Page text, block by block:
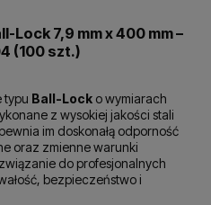
Lock 7,9 mm x 400 mm –
(100 szt.)
typu Ball-Lock o wymiarach
z wysokiej jakości stali
im doskonałą odporność
oraz zmienne warunki
do profesjonalnych
bezpieczeństwo i